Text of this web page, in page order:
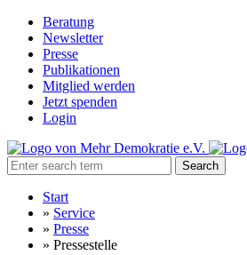
Beratung
Newsletter
Presse
Publikationen
Mitglied werden
Jetzt spenden
Login
Search
Start
» Service
» Presse
» Pressestelle